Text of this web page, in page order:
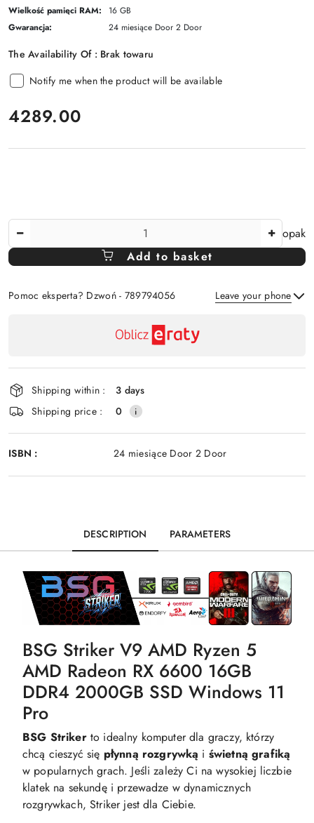
Wielkość pamięci RAM:
16 GB
Gwarancja:
24 miesiące Door 2 Door
The Availability Of : Brak towaru
Notify me when the product will be available
price:
4289.00
Amount
Of
opak
Add to basket
Pomoc eksperta? Dzwoń - 789794056 Leave your phone
and
delivery
Shipping within :
3 days
Shipping price :
0
ISBN : 24 miesiące Door 2 Door
DESCRIPTION PARAMETERS
BSG Striker V9 AMD Ryzen 5
AMD Radeon RX 6600 16GB
DDR4 2000GB SSD Windows 11
Pro
BSG Strikerto idealny komputer dla graczy, którzy
chcą cieszyć się płynną rozgrywką i świetną grafiką
w popularnych grach. Jeśli zależy Ci na wysokiej liczbie
klatek na sekundę i przewadze w dynamicznych
rozgrywkach, Striker jest dla Ciebie.